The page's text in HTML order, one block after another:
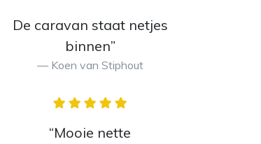
De caravan staat netjes
binnen”
Koen van Stiphout
“Mooie nette